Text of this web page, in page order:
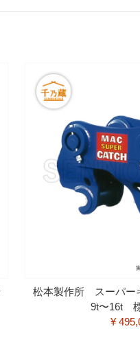
松本製作所 スーパ
9t〜16t
¥